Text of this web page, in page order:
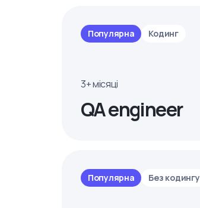
Популярна Кодинг
3+ місяці
QA engineer
Популярна Без кодингу